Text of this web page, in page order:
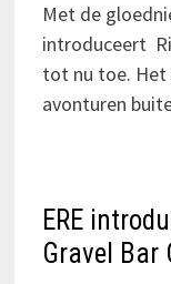
Met de
introduceert
tot nu toe. Het
avonturen
ERE
Gravel Bar